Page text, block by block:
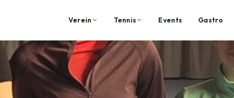
Verein Tennis Events Gastro